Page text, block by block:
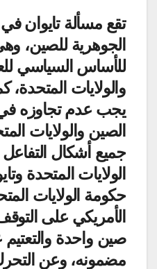
تقع مسألة تايوان
الجوهرية للصين،
للأساس السياسي
والولايات المتحدة،
يجب عدم تجاوزه في
الصين والولايات
جميع أشكال
الولايات المتحدة
حكومة الولايات
الأمريكي على
صين واحدة
مضمونه، وعن